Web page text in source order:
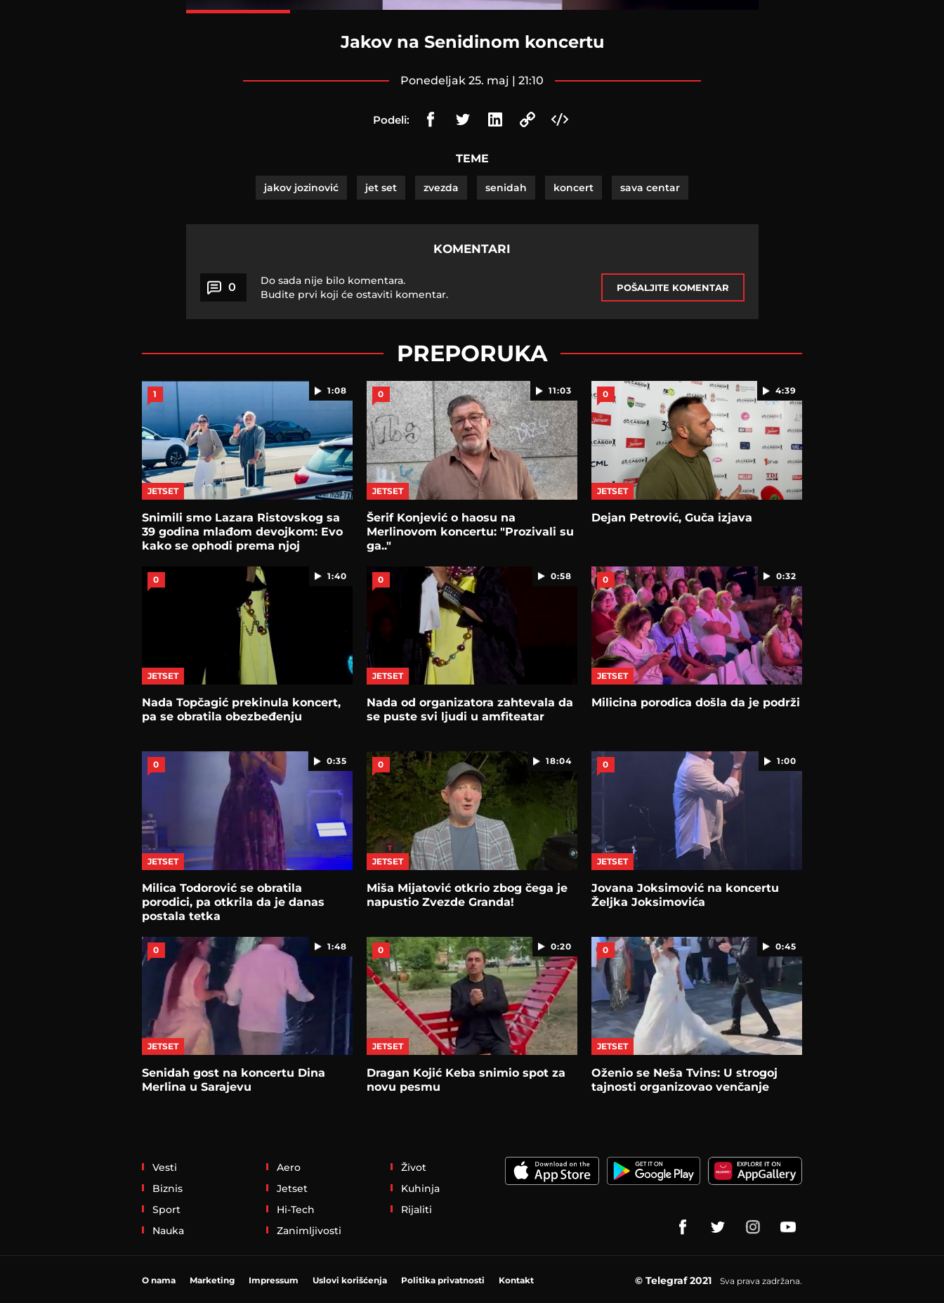
Jakov na Senidinom koncertu
ponedeljak 25. maj | 21:10
Podeli:
TEME
jakov jozinović jet set zvezda senidah koncert sava centar
KOMENTARI
0
Do sada nije bilo komentara.
Budite prvi koji će ostaviti komentar.
POŠALJITE KOMENTAR
PREPORUKA
1:08
1
JETSET
Snimili smo Lazara Ristovskog sa
39 godina mlađom devojkom: Evo
kako se ophodi prema njoj
11:03
0
JETSET
Šerif Konjević o haosu na
Merlinovom koncertu: "Prozivali su
ga.."
4:39
0
JETSET
Dejan Petrović, Guča izjava
1:40
0
JETSET
Nada Topčagić prekinula koncert,
pa se obratila obezbeđenju
0:58
0
JETSET
Nada od organizatora zahtevala da
se puste svi ljudi u amfiteatar
0:32
0
JETSET
Milicina porodica došla da je podrži
0:35
0
JETSET
Milica Todorović se obratila
porodici, pa otkrila da je danas
postala tetka
18:04
0
JETSET
Miša Mijatović otkrio zbog čega je
napustio Zvezde Granda!
1:00
0
JETSET
Jovana Joksimović na koncertu
Željka Joksimovića
1:48
0
JETSET
Senidah gost na koncertu Dina
Merlina u Sarajevu
0:20
0
JETSET
Dragan Kojić Keba snimio spot za
novu pesmu
0:45
0
JETSET
Oženio se Neša Tvins: U strogoj
tajnosti organizovao venčanje
Vesti
Biznis
Sport
Nauka
Aero
Jetset
Hi-Tech
Zanimljivosti
Život
Kuhinja
Rijaliti
O nama Marketing Impressum Uslovi korišćenja Politika privatnosti Kontakt © Telegraf 2021 Sva prava zadržana.